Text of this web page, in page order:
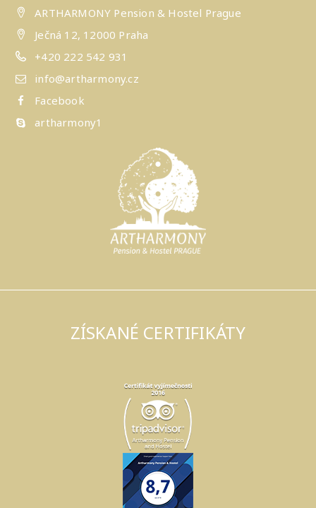
ARTHARMONY Pension & Hostel Prague
Ječná 12, 12000 Praha
+420 222 542 931
info@artharmony.cz
Facebook
artharmony1
ZÍSKANÉ CERTIFIKÁTY